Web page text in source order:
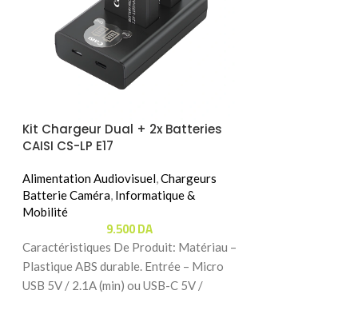
Kit Chargeur Dual + 2x Batteries
CAISI CS-LP E17
Alimentation Audiovisuel Chargeurs
Batterie Caméra Informatique &
Mobilité
9.500DA
Caractéristiques De Produit: Matériau –
Plastique ABS durable. Entrée – Micro
USB 5V / 2.1A (min) ou USB-C 5V /